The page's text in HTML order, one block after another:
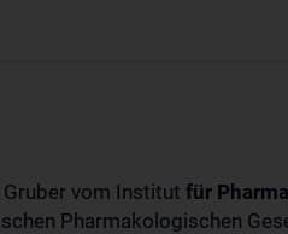
vom Institut für
Pharmakologischen